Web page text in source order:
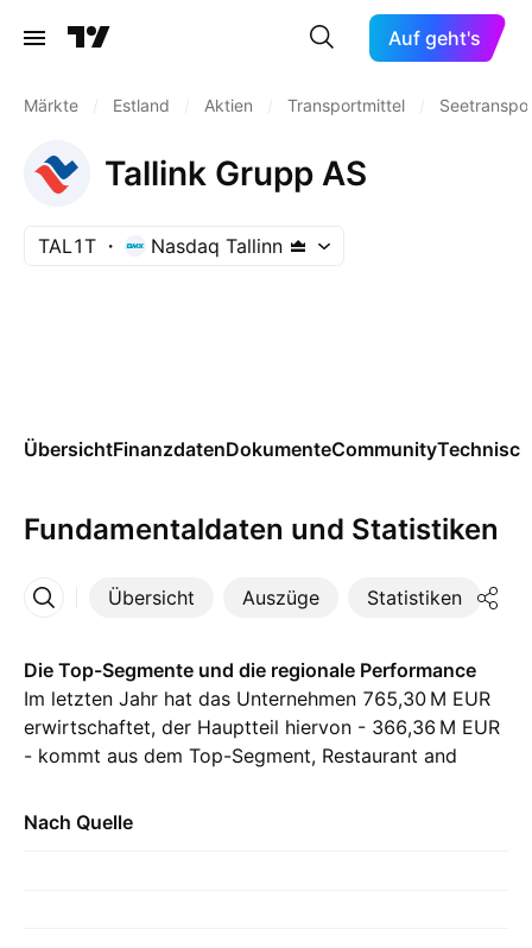
Auf geht's
Märkte Estland Aktien Transportmittel
Tallink Grupp AS
TAL1T Nasdaq Tallinn
ÜbersichtFinanzdatenDokumenteCommunity
Fundamentaldaten und Statistiken
Übersicht Auszüge Statistiken
Mehr
Die Top-Segmente und die regionale Performance
Im letzten Jahr hat das Unternehmen ‪765,30 M‬ EUR
erwirtschaftet, der Hauptteil hiervon - ‪366,36 M‬ EUR
- kommt aus dem Top-Segment, Restaurant and
zu ‪376,01 M‬ EUR aus dem Vorjahr. Der größte
Nach Quelle